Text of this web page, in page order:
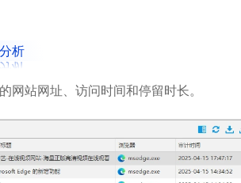
析
网站网址、访问时间和停留时长。